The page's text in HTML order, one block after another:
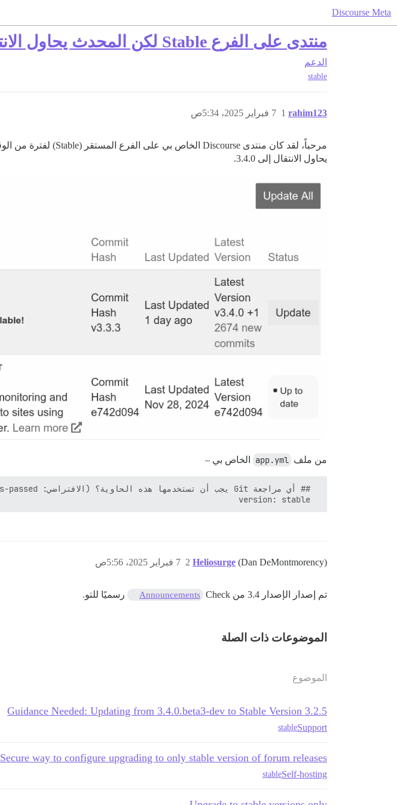
Discourse Meta
منتدى على الفرع Stable لكن المحدث يحاول الانتقال إلى 3.4.0؟
الدعم
stable
rahim123 7 فبراير 2025، 5:34ص 1
مرحباً، لقد كان منتدى Discourse الخاص بي على الفرع المستقر (Stable) لفترة من الوقت، ولكن الآن بينما أحاول الترقية إلى
يحاول الانتقال إلى 3.4.0.
من ملف app.yml الخاص بي –
Heliosurge (Dan DeMontmorency) 7 فبراير 2025، 5:56ص 2
تم إصدار الإصدار 3.4 من Check Announcements رسميًا للتو.
الموضوعات ذات الصلة
الموضوع
Guidance Needed: Updating from 3.4.0.beta3-dev to Stable Version 3.2.5
Support
stable
Secure way to configure upgrading to only stable version of forum releases?
Self-hosting
stable